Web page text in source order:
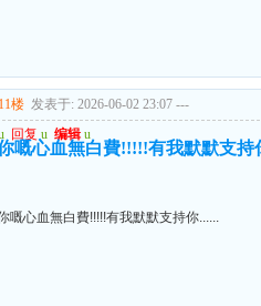
11楼 发表于: 2026-06-02 23:07 ---
回复 u 编辑 u
嘅心血無白費!!!!!有我默默支持
嘅心血無白費!!!!!有我默默支持你......